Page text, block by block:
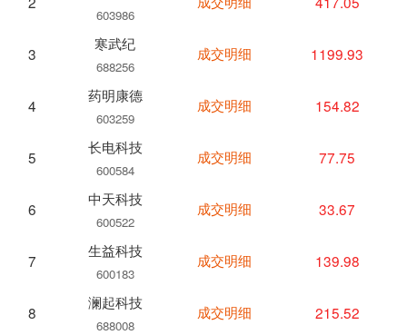
603986
3
寒武纪
688256
4
药明康德
603259
5
长电科技
600584
6
中天科技
600522
7
生益科技
600183
8
澜起科技
688008
成交明细 1199.93
成交明细 154.82
成交明细 77.75
成交明细 33.67
成交明细 139.98
成交明细 215.52